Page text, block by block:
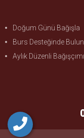
Doğum Günü Bağışla
Burs Desteğinde Bulun
Aylık Düzenli